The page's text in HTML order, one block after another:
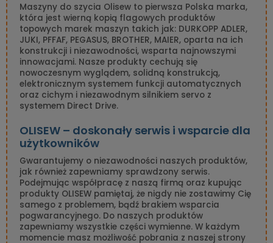
Maszyny do szycia Olisew to pierwsza Polska marka,
która jest wierną kopią flagowych produktów
topowych marek maszyn takich jak: DURKOPP ADLER,
JUKI, PFFAF, PEGASUS, BROTHER, MAIER, oparta na ich
konstrukcji i niezawodności, wsparta najnowszymi
innowacjami. Nasze produkty cechują się
nowoczesnym wyglądem, solidną konstrukcją,
elektronicznym systemem funkcji automatycznych
oraz cichym i niezawodnym silnikiem servo z
systemem Direct Drive.
OLISEW – doskonały serwis i wsparcie dla
użytkowników
Gwarantujemy o niezawodności naszych produktów,
jak również zapewniamy sprawdzony serwis.
Podejmując współpracę z naszą firmą oraz kupując
produkty OLISEW pamiętaj, że nigdy nie zostawimy Cię
samego z problemem, bądź brakiem wsparcia
pogwarancyjnego. Do naszych produktów
zapewniamy wszystkie części wymienne. W każdym
momencie masz możliwość pobrania z naszej strony